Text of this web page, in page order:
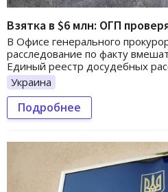
Взятка в $6 млн: ОГП
В Офисе генерального
расследование по факту
Единый реестр досудебных
Украина
Подробнее